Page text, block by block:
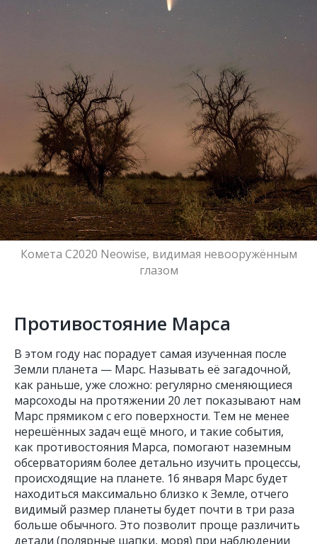
Комета С2020 Neowise, видимая невооружённым
глазом
Противостояние Марса
В этом году нас порадует самая изученная после
Земли планета — Марс. Называть её загадочной,
как раньше, уже сложно: регулярно сменяющиеся
марсоходы на протяжении 20 лет показывают нам
Марс прямиком с его поверхности. Тем не менее
нерешённых задач ещё много, и такие события,
как противостояния Марса, помогают наземным
обсерваториям более детально изучить процессы,
происходящие на планете. 16 января Марс будет
находиться максимально близко к Земле, отчего
видимый размер планеты будет почти в три раза
больше обычного. Это позволит проще различить
детали (полярные шапки, моря) при наблюдении